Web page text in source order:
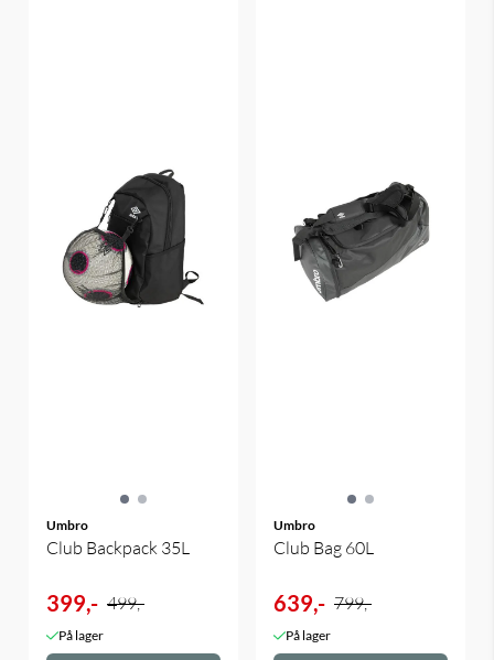
Umbro
Club Backpack 35L
399,- 499,-
På lager
Umbro
Club Bag 60L
639,- 799,-
På lager